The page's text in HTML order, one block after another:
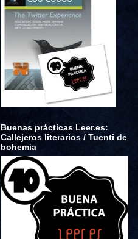
Buenas prácticas Leer.es:
Callejeros literarios / Tuenti de
bohemia